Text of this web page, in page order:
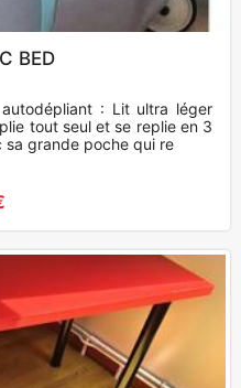
BED
: Lit ultra léger
tout seul et se replie en 3
grande poche qui re